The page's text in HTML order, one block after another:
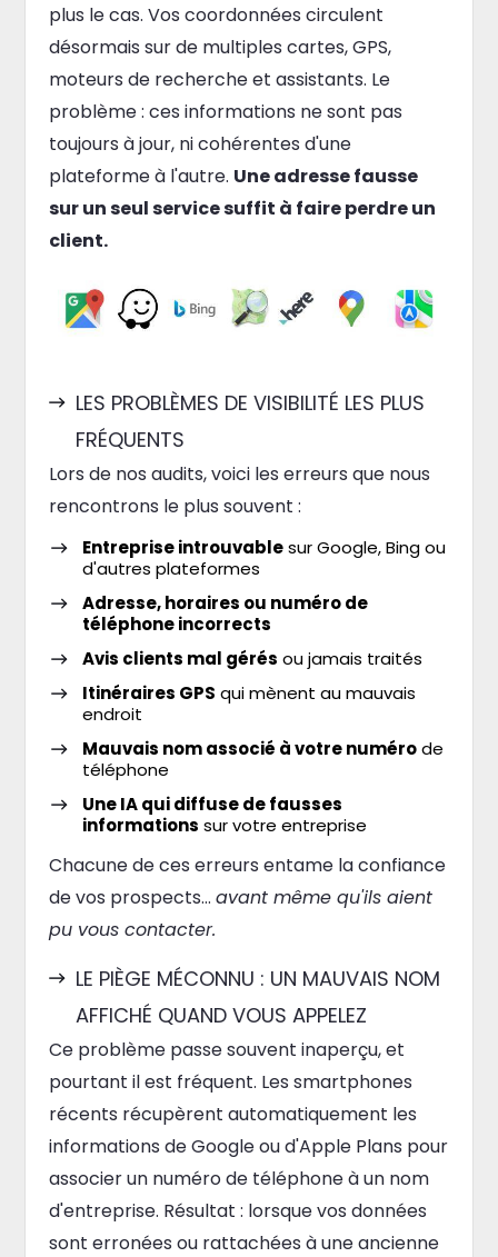
plus le cas. Vos coordonnées circulent
désormais sur de multiples cartes, GPS,
moteurs de recherche et assistants. Le
problème : ces informations ne sont pas
toujours à jour, ni cohérentes d'une
plateforme à l'autre. Une adresse fausse
sur un seul service suffit à faire perdre un
client.
LES PROBLÈMES DE VISIBILITÉ LES PLUS
FRÉQUENTS
Lors de nos audits, voici les erreurs que nous
rencontrons le plus souvent :
Entreprise introuvablesur Google, Bing ou
d'autres plateformes
Adresse, horaires ou numéro de
téléphone incorrects
Avis clients mal gérés ou jamais traités
Itinéraires GPS qui mènent au mauvais
endroit
Mauvais nom associé à votre numérode
téléphone
Une IA qui diffuse de fausses
informations sur votre entreprise
Chacune de ces erreurs entame la confiance
de vos prospects… avant même qu'ils aient
pu vous contacter.
LE PIÈGE MÉCONNU : UN MAUVAIS NOM
AFFICHÉ QUAND VOUS APPELEZ
Ce problème passe souvent inaperçu, et
pourtant il est fréquent. Les smartphones
récents récupèrent automatiquement les
informations de Google ou d'Apple Plans pour
associer un numéro de téléphone à un nom
d'entreprise. Résultat : lorsque vos données
sont erronées ou rattachées à une ancienne